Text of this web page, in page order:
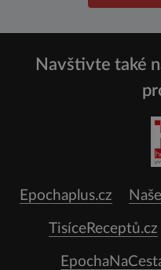
Navštivte také
Epochaplus.cz
TisíceReceptů.cz